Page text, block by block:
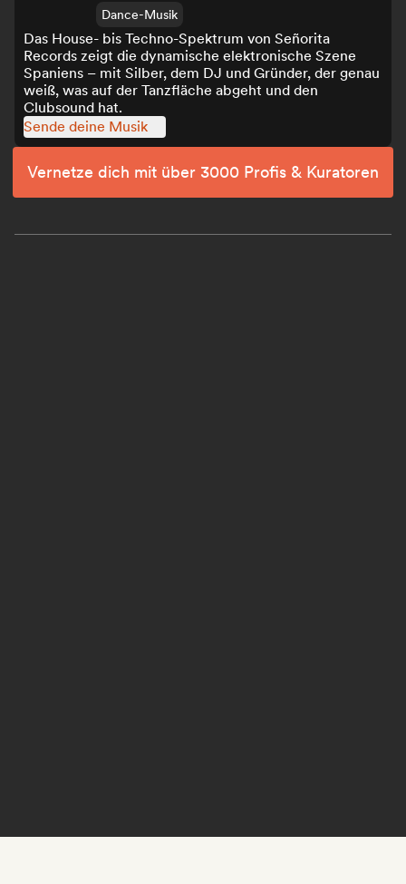
Dance-Musik
Das House- bis Techno-Spektrum von Señorita
Records zeigt die dynamische elektronische Szene
Spaniens – mit Silber, dem DJ und Gründer, der genau
weiß, was auf der Tanzfläche abgeht und den
Clubsound hat.
Sende deine Musik
Vernetze dich mit über 3000 Profis & Kuratoren